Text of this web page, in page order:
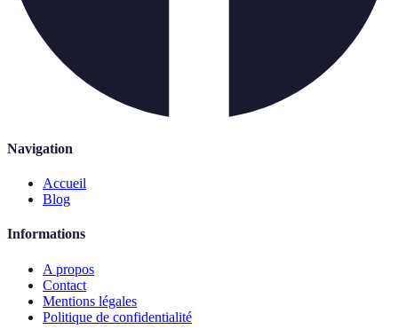
Navigation
Accueil
Blog
Informations
A propos
Contact
Mentions légales
Politique de confidentialité